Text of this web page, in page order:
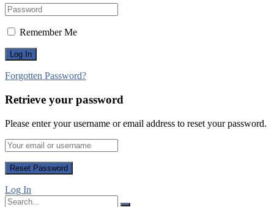
Remember Me
Forgotten Password?
Retrieve your password
Please enter your username or email address to reset your password.
Log In